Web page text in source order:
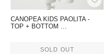
CANOPEA KIDS PAOLITA -
TOP + BOTTOM …
SOLD OUT